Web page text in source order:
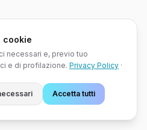
cookie
necessari e, previo tuo
e di profilazione. Privacy Policy ·
Accetta tutti